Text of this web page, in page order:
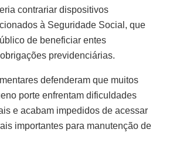
contrariar dispositivos
à Seguridade Social, que
de beneficiar entes
previdenciárias.
defenderam que muitos
porte enfrentam dificuldades
e acabam impedidos de acessar
importantes para manutenção de